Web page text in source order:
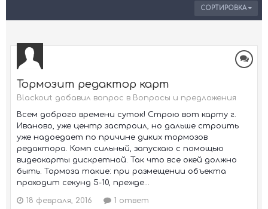
СОРТИРОВКА
Тормозит редактор карт
Blackout добавил вопрос в Вопросы и предложения
Всем доброго времени суток! Строю вот карту г.
Иваново, уже центр застроил, но дальше строить
уже надоедает по причине диких тормозов
редактора. Комп сильный, запускаю с помощью
видеокарты дискретной. Так что все окей должно
быть. Тормоза такие: при размещении объекта
проходит секунд 5-10, прежде...
18 февраля, 2016 1 ответ